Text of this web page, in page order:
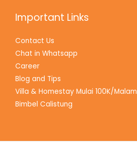
Important Links
Contact Us
Chat in Whatsapp
Career
Blog and Tips
Villa & Homestay Mulai 100K/Malam
Bimbel Calistung